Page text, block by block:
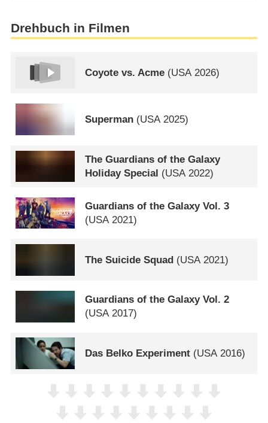
Drehbuch in Filmen
Coyote vs. Acme (USA2026)
Superman (USA2025)
The Guardians of the Galaxy
Holiday Special (USA2022)
Guardians of the Galaxy Vol. 3
(USA2021)
The Suicide Squad (USA 2021)
Guardians of the Galaxy Vol. 2
(USA2017)
Das Belko Experiment (USA2016)